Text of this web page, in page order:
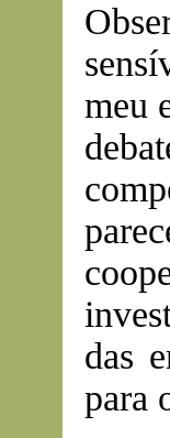
meu
das
para